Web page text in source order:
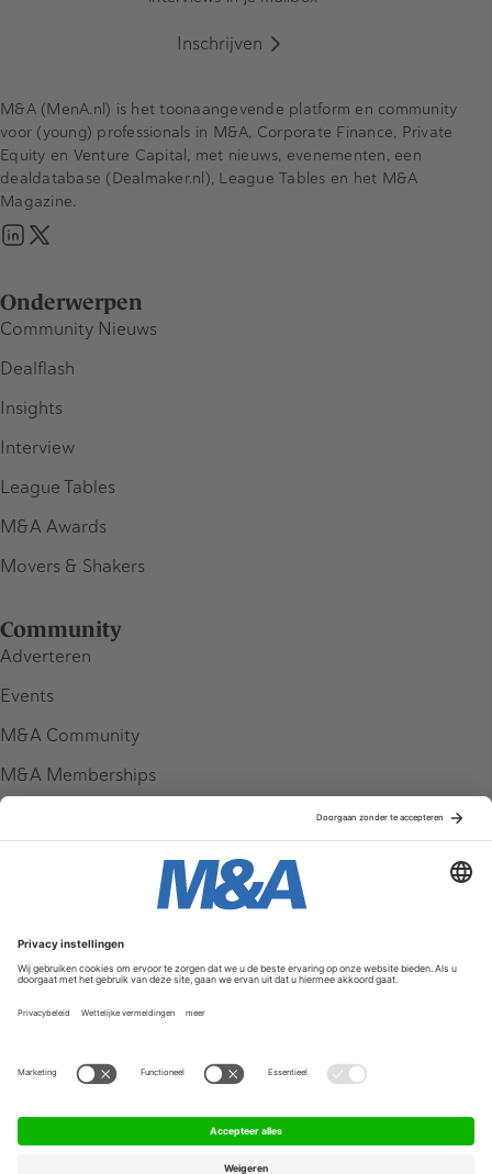
Inschrijven
Onderwerpen
Community Nieuws
Dealflash
Insights
Interview
League Tables
M&A Awards
Movers & Shakers
Community
Adverteren
Events
M&A Community
M&A Memberships
Service & Contact
Contact
FAQ
Werken bij ons
Algemene Voorwaarden
M&A (MenA.nl) is het toonaangevende platform en community
voor (young) professionals in M&A, Corporate Finance, Private
Equity en Venture Capital, met nieuws, evenementen, een
dealdatabase (Dealmaker.nl), League Tables en het M&A
Magazine.